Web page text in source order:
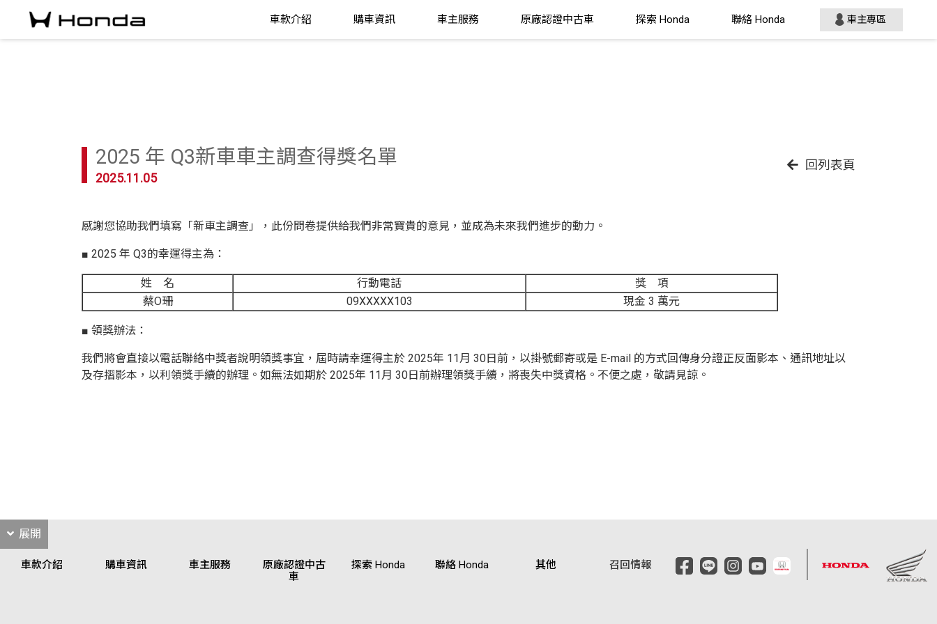
車款介紹 購車資訊 車主服務 原廠認證中古車 探索 Honda 聯絡 Honda 車主專區
2025 年 Q3新車車主調查得獎名單
2025.11.05
回列表頁
感謝您協助我們填寫「新車主調查」，此份問卷提供給我們非常寶貴的意見，並成為未來我們進步的動力。
■ 2025 年 Q3的幸運得主為：
姓 名 行動電話
獎 項
蔡O珊
09XXXXX103 現金 3 萬元
■ 領獎辦法：
我們將會直接以電話聯絡中獎者說明領獎事宜，屆時請幸運得主於 2025年 11月 30日前，以掛號郵寄或是 E-mail 的方式回傳身分證正反面影本、通訊地址以
及存摺影本，以利領獎手續的辦理。如無法如期於 2025年 11月 30日前辦理領獎手續，將喪失中獎資格。不便之處，敬請見諒。
展開
車款介紹 購車資訊 車主服務
原廠認證中古
車
探索 Honda 聯絡 Honda 其他 召回情報